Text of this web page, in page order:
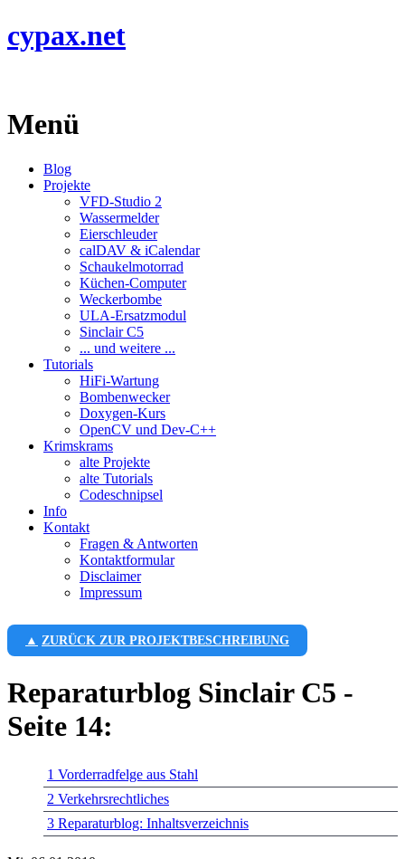
cypax.net
Menü
Blog
Projekte
VFD-Studio 2
Wassermelder
Eierschleuder
calDAV & iCalendar
Schaukelmotorrad
Küchen-Computer
Weckerbombe
ULA-Ersatzmodul
Sinclair C5
... und weitere ...
Tutorials
HiFi-Wartung
Bombenwecker
Doxygen-Kurs
OpenCV und Dev-C++
Krimskrams
alte Projekte
alte Tutorials
Codeschnipsel
Info
Kontakt
Fragen & Antworten
Kontaktformular
Disclaimer
Impressum
ZURÜCK ZUR PROJEKTBESCHREIBUNG
Reparaturblog Sinclair C5 -
Seite 14:
1 Vorderradfelge aus Stahl
2 Verkehrsrechtliches
3 Reparaturblog: Inhaltsverzeichnis